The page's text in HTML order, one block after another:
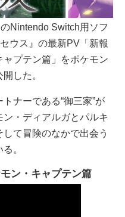
Nintendo Switch用ソフ
ウス』の最新PV「新報
プテン篇」をポケモン
した。
ナーである“御三家”が
・ディアルガとパルキ
て冒険のなかで出会う
。
ン・キャプテン篇